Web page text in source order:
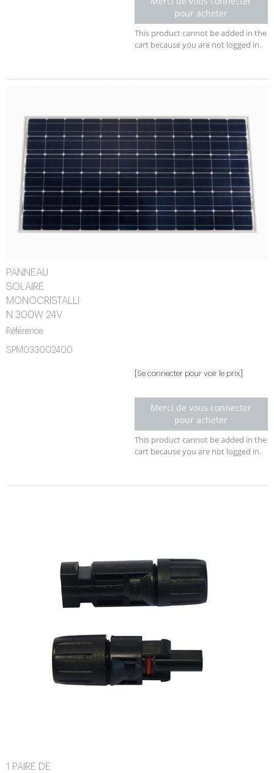
pour acheter
This product cannot be added in the
cart because you are not logged in.
PANNEAU
SOLAIRE
MONOCRISTALLI
N 300W 24V
Référence:
SPM033002400
[Se connecter pour voir le prix]
Merci de vous connecter
pour acheter
This product cannot be added in the
cart because you are not logged in.
1 PAIRE DE